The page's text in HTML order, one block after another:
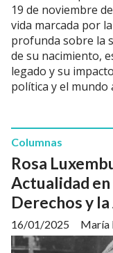
19 de noviembre
vida marcada por
profunda sobre la
de su nacimiento,
legado y su
política y el mundo
Rosa
Actualidad
Derechos y
María
Columnas
16/01/2025